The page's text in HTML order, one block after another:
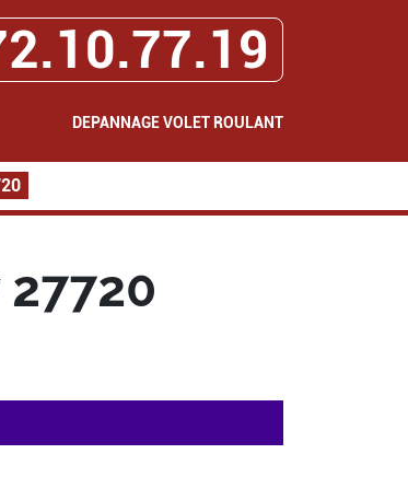
DEPANNAGE VOLET ROULANT